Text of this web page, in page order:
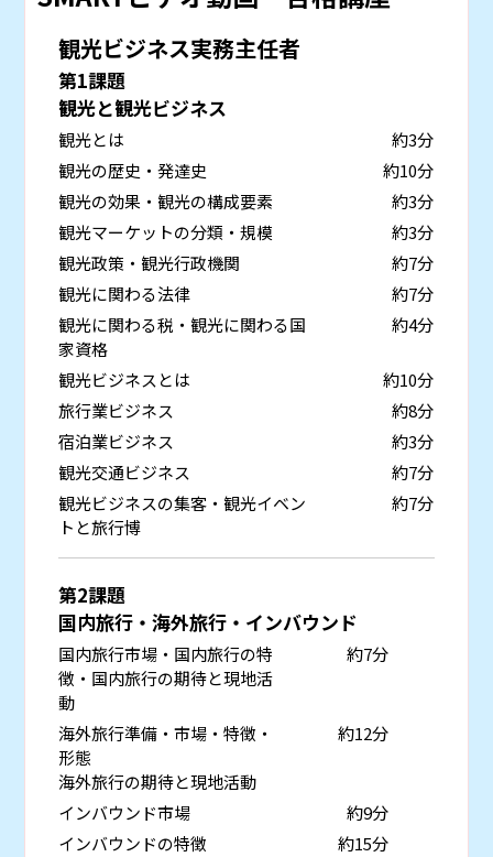
観光ビジネス実務主任者
第1課題
観光と観光ビジネス
観光とは
約3分
観光の歴史・発達史
約10分
観光の効果・観光の構成要素
約3分
観光マーケットの分類・規模
約3分
観光政策・観光行政機関
約7分
観光に関わる法律
約7分
観光に関わる税・観光に関わる国
家資格
約4分
観光ビジネスとは
約10分
旅行業ビジネス
約8分
宿泊業ビジネス
約3分
観光交通ビジネス
約7分
観光ビジネスの集客・観光イベン
トと旅行博
約7分
第2課題
国内旅行・海外旅行・インバウンド
国内旅行市場・国内旅行の特
徴・国内旅行の期待と現地活
動
約7分
海外旅行準備・市場・特徴・
形態
海外旅行の期待と現地活動
約12分
インバウンド市場
約9分
インバウンドの特徴
約15分